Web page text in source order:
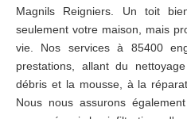
Magnils Reigniers. Un toit
seulement votre maison, mais
vie. Nos services à 85400
prestations, allant du
débris et la mousse, à la
Nous nous assurons